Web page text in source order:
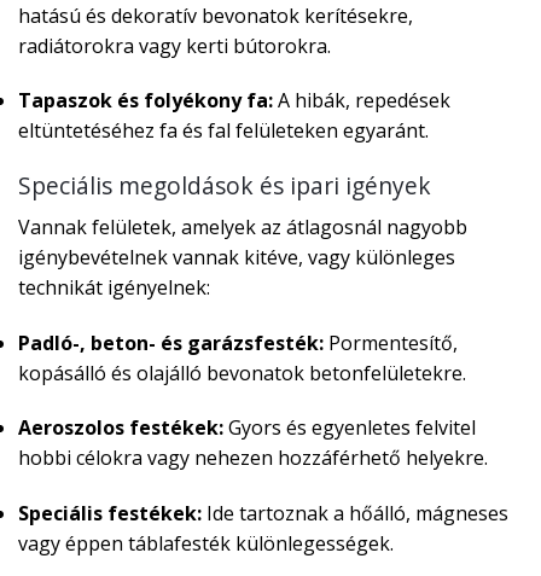
hatású és dekoratív bevonatok kerítésekre,
radiátorokra vagy kerti bútorokra.
Tapaszok és folyékony fa:A hibák, repedések
eltüntetéséhez fa és fal felületeken egyaránt.
Speciális megoldások és ipari igények
Vannak felületek, amelyek az átlagosnál nagyobb
igénybevételnek vannak kitéve, vagy különleges
technikát igényelnek:
Padló-, beton- és garázsfesték: Pormentesítő,
kopásálló és olajálló bevonatok betonfelületekre.
Aeroszolos festékek:Gyors és egyenletes felvitel
hobbi célokra vagy nehezen hozzáférhető helyekre.
Speciális festékek: Ide tartoznak a hőálló, mágneses
vagy éppen táblafesték különlegességek.